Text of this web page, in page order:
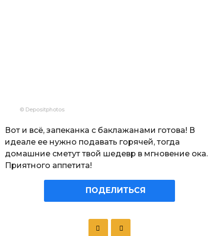
© Depositphotos
Вот и всё, запеканка с баклажанами готова! В
идеале ее нужно подавать горячей, тогда
домашние сметут твой шедевр в мгновение ока.
Приятного аппетита!
ПОДЕЛИТЬСЯ